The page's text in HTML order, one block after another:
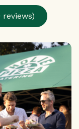
reviews)